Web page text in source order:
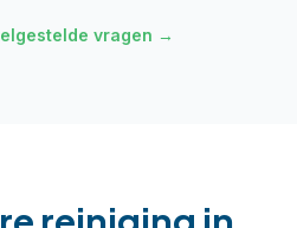
vragen →